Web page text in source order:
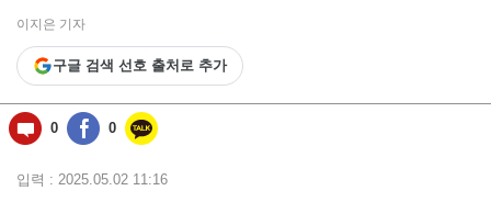
동)
이지은 기자
구글 검색 선호 출처로 추가
0 0
입력 : 2025.05.02 11:16